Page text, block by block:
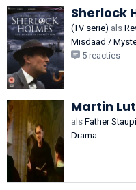
Sherlock
(TV serie) als
Misdaad /
5 reacties
Martin
als Father
Drama